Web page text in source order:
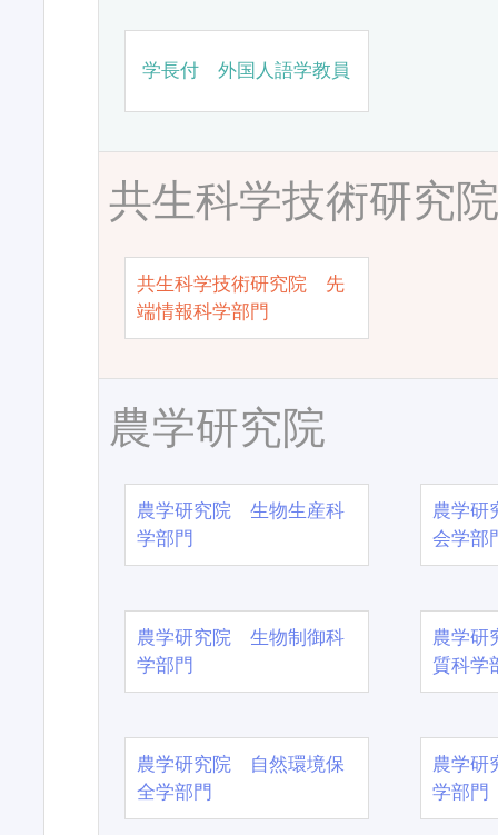
学長付 外国人語学教員
共生科学技術研究
共生科学技術研究院 先
端情報科学部門
農学研究院
農学研究院 生物生産科
学部門
農学
会学部
農学研究院 生物制御科
学部門
農学
質科学
農学研究院 自然環境保
全学部門
農学
学部門